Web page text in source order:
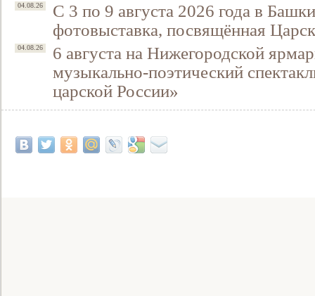
04.08.26
С 3 по 9 августа 2026 года в
фотовыставка, посвящённая
04.08.26
6 августа на Нижегородской
музыкально-поэтический
царской России»